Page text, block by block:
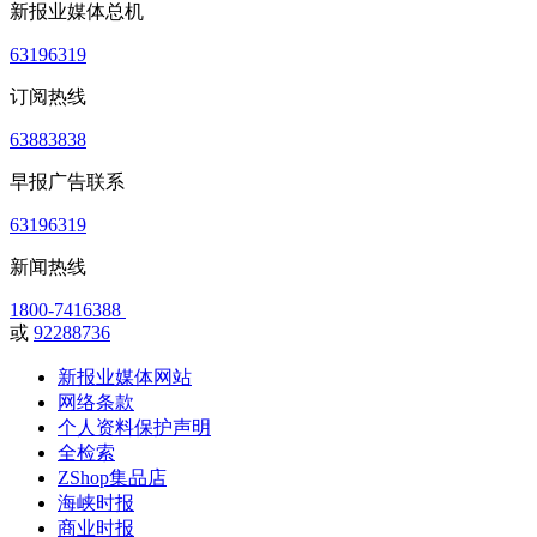
新报业媒体总机
63196319
订阅热线
63883838
早报广告联系
63196319
新闻热线
1800-7416388
或 92288736
新报业媒体网站
网络条款
个人资料保护声明
全检索
ZShop集品店
海峡时报
商业时报